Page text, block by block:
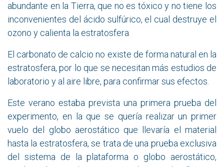
abundante en la Tierra, que no es tóxico y no tiene los
inconvenientes del ácido sulfúrico, el cual destruye el
ozono y calienta la estratosfera.
El carbonato de calcio no existe de forma natural en la
estratosfera, por lo que se necesitan más estudios de
laboratorio y al aire libre, para confirmar sus efectos.
Este verano estaba prevista una primera prueba del
experimento, en la que se quería realizar un primer
vuelo del globo aerostático que llevaría el material
hasta la estratosfera, se trata de una prueba exclusiva
del sistema de la plataforma o globo aerostático,